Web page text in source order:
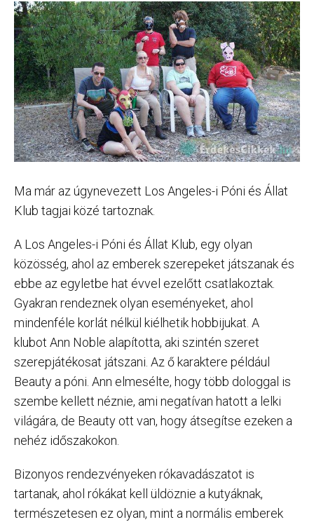
Ma már az úgynevezett Los Angeles-i Póni és Állat
Klub tagjai közé tartoznak.
A Los Angeles-i Póni és Állat Klub, egy olyan
közösség, ahol az emberek szerepeket játszanak és
ebbe az egyletbe hat évvel ezelőtt csatlakoztak.
Gyakran rendeznek olyan eseményeket, ahol
mindenféle korlát nélkül kiélhetik hobbijukat. A
klubot Ann Noble alapította, aki szintén szeret
szerepjátékosat játszani. Az ő karaktere például
Beauty a póni. Ann elmesélte, hogy több dologgal is
szembe kellett néznie, ami negatívan hatott a lelki
világára, de Beauty ott van, hogy átsegítse ezeken a
nehéz időszakokon.
Bizonyos rendezvényeken rókavadászatot is
tartanak, ahol rókákat kell üldöznie a kutyáknak,
természetesen ez olyan, mint a normális emberek